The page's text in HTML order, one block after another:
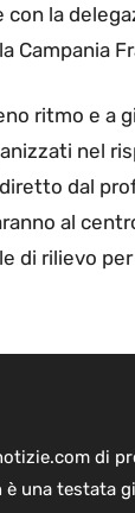
la
Campania
ritmo e
nel
dal
al
di rilievo
di
è una testata